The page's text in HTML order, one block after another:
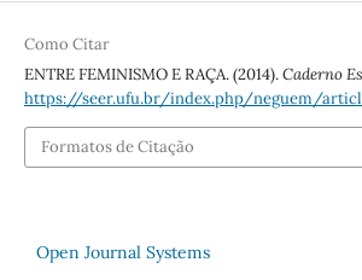
Como Citar
ENTRE FEMINISMO E RAÇA. (2014).Caderno
https://seer.ufu.br/index.php/neguem/
Formatos de Citação
Open Journal Systems